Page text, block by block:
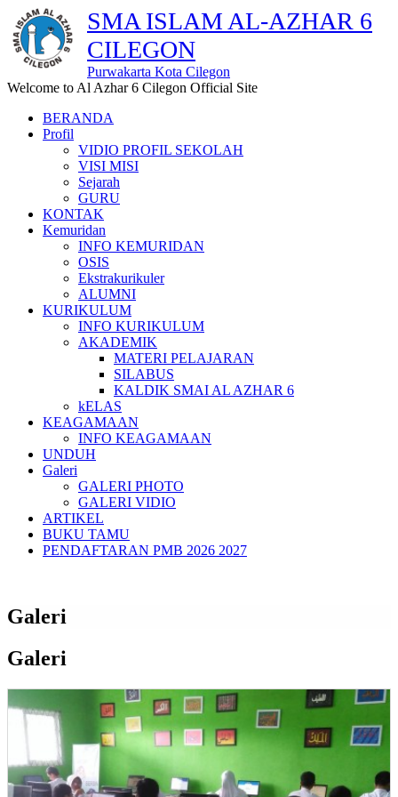
SMA ISLAM AL-AZHAR 6
CILEGON
Purwakarta Kota Cilegon
Welcome to Al Azhar 6 Cilegon Official Site
BERANDA
Profil
VIDIO PROFIL SEKOLAH
VISI MISI
Sejarah
GURU
KONTAK
Kemuridan
INFO KEMURIDAN
OSIS
Ekstrakurikuler
ALUMNI
KURIKULUM
INFO KURIKULUM
AKADEMIK
MATERI PELAJARAN
SILABUS
KALDIK SMAI AL AZHAR 6
kELAS
KEAGAMAAN
INFO KEAGAMAAN
UNDUH
Galeri
GALERI PHOTO
GALERI VIDIO
ARTIKEL
BUKU TAMU
PENDAFTARAN PMB 2026 2027
Galeri
Galeri